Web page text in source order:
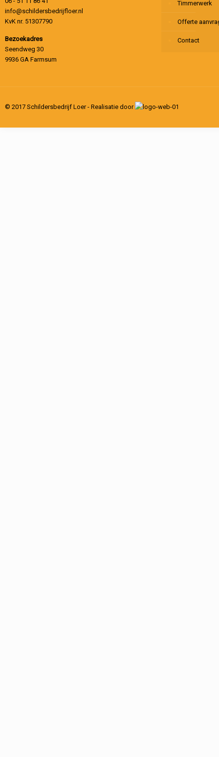
info@schildersbedrijfloer.nl
KvK nr. 51307790
Bezoekadres
Seendweg 30
9936 GA Farmsum
Timmerwerk
Offerte
Contact
© 2017 Schildersbedrijf Loer - Realisatie door